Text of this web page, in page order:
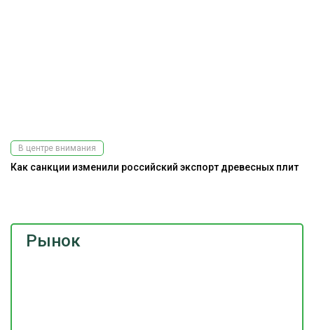
Рынок
В центре внимания
Как санкции изменили российский экспорт древесных плит